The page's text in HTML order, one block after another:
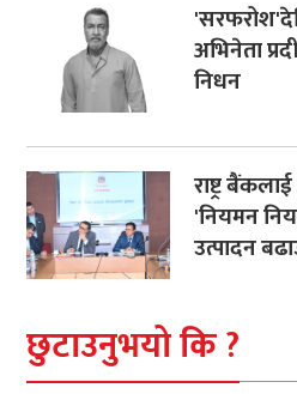
अभिनेता
निधन
राष्ट्र
'नियमन
उत्पादन
छुटाउनुभयो कि ?